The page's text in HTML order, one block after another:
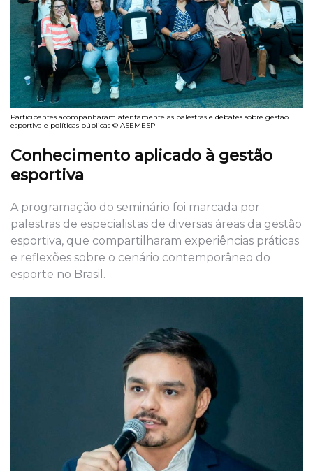
Participantes acompanharam atentamente as palestras e debates sobre gestão
esportiva e políticas públicas © ASEMESP
Conhecimento aplicado à gestão
esportiva
A programação do seminário foi marcada por
palestras de especialistas de diversas áreas da gestão
esportiva, que compartilharam experiências práticas
e reflexões sobre o cenário contemporâneo do
esporte no Brasil.